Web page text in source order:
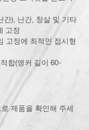
간), 난간, 창살 및 기타
고정
고정에 최적인 접시형
합(앵커 길이 60-
제품을 확인해 주세